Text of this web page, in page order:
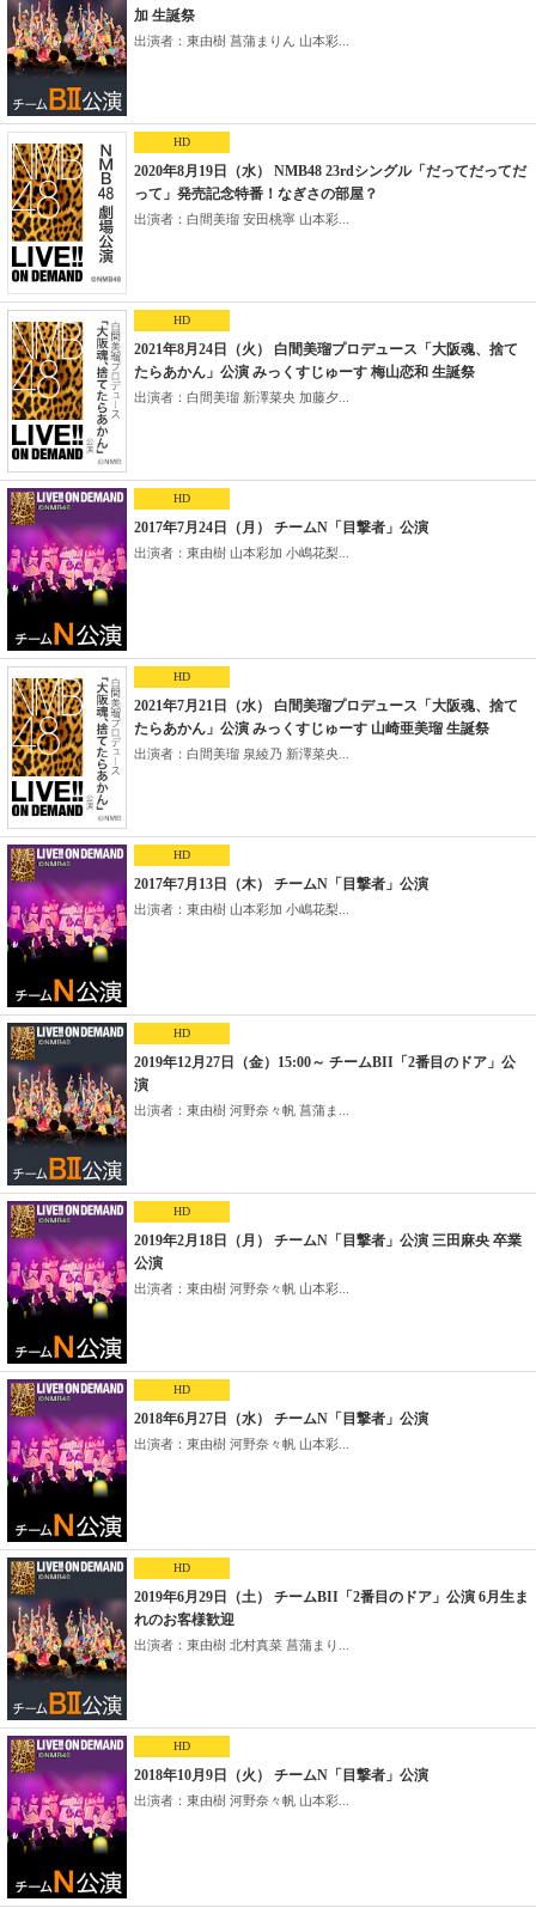
加 生誕祭
出演者：東由樹 菖蒲まりん 山本彩...
HD
2020年8月19日（水） NMB48 23rdシングル「だってだってだ
って」発売記念特番！なぎさの部屋？
出演者：白間美瑠 安田桃寧 山本彩...
HD
2021年8月24日（火） 白間美瑠プロデュース「大阪魂、捨て
たらあかん」公演 みっくすじゅーす 梅山恋和 生誕祭
出演者：白間美瑠 新澤菜央 加藤夕...
HD
2017年7月24日（月） チームN「目撃者」公演
出演者：東由樹 山本彩加 小嶋花梨...
HD
2021年7月21日（水） 白間美瑠プロデュース「大阪魂、捨て
たらあかん」公演 みっくすじゅーす 山崎亜美瑠 生誕祭
出演者：白間美瑠 泉綾乃 新澤菜央...
HD
2017年7月13日（木） チームN「目撃者」公演
出演者：東由樹 山本彩加 小嶋花梨...
HD
2019年12月27日（金）15:00～ チームBII「2番目のドア」公
演
出演者：東由樹 河野奈々帆 菖蒲ま...
HD
2019年2月18日（月） チームN「目撃者」公演 三田麻央 卒業
公演
出演者：東由樹 河野奈々帆 山本彩...
HD
2018年6月27日（水） チームN「目撃者」公演
出演者：東由樹 河野奈々帆 山本彩...
HD
2019年6月29日（土） チームBII「2番目のドア」公演 6月生ま
れのお客様歓迎
出演者：東由樹 北村真菜 菖蒲まり...
HD
2018年10月9日（火） チームN「目撃者」公演
出演者：東由樹 河野奈々帆 山本彩...